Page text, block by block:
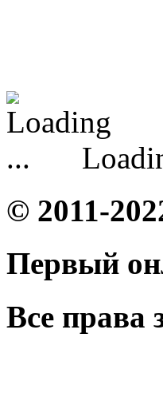
© 2011-
Первый
Все